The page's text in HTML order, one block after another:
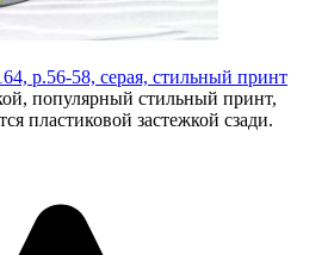
р.56-58, серая, стильный принт
популярный стильный принт,
пластиковой застежкой сзади.